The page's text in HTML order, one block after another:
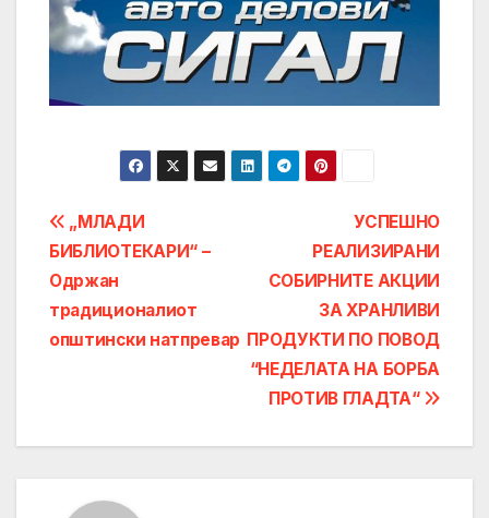
Post
navigation
УСПЕШНО
РЕАЛИЗИРАНИ
СОБИРНИТЕ АКЦИИ
ЗА ХРАНЛИВИ
ПРОДУКТИ ПО ПОВОД
“НЕДЕЛАТА НА БОРБА
ПРОТИВ ГЛАДТА“
„МЛАДИ
БИБЛИОТЕКАРИ“ –
Одржан
традиционалиот
општински натпревар